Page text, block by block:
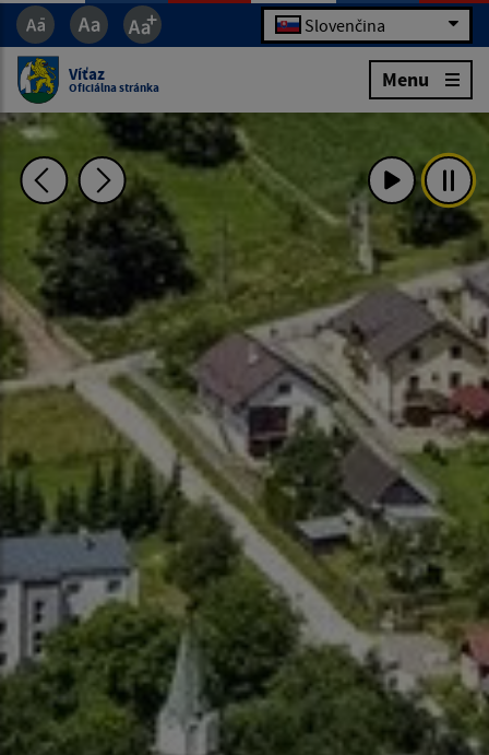
Slovenčina
Víťaz
Oficiálna stránka Menu